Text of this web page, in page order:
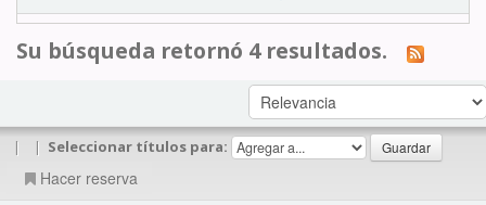
Su búsqueda retornó 4 resultados.
| | Seleccionar títulos para:
Hacer reserva